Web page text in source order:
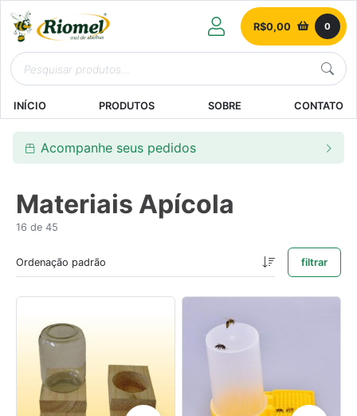
R$0,00 0
INÍCIO PRODUTOS SOBRE CONTATO
Acompanhe seus pedidos
Materiais Apícola
16 de 45
filtrar